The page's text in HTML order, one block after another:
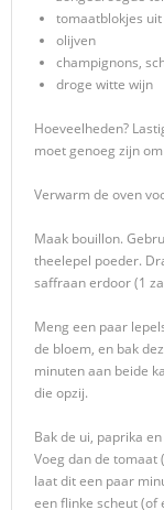
tomaatblokjes
olijven
champignons,
droge witte wijn
Hoeveelheden?
moet genoeg zijn
Verwarm de oven
Maak bouillon.
theelepel poeder.
saffraan erdoor (1
Meng een paar
de bloem, en bak
minuten aan beide
die opzij.
Bak de ui, paprika
Voeg dan de tomaat
laat dit een paar
een flinke scheut (of